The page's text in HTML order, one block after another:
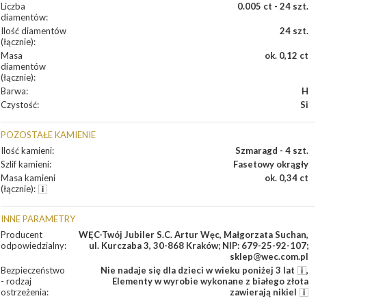
Liczba
diamentów:
0.005 ct - 24 szt.
Ilość diamentów
(łącznie):
24 szt.
Masa
diamentów
(łącznie):
ok. 0,12 ct
Barwa:
H
Czystość: Si
POZOSTAŁE KAMIENIE
Ilość kamieni:
Szmaragd - 4 szt.
Szlif kamieni:
Fasetowy okrągły
Masa kamieni
(łącznie):
ok. 0,34 ct
INNE PARAMETRY
Producent
odpowiedzialny:
WĘC-Twój Jubiler S.C. Artur Węc, Małgorzata Suchan,
ul. Kurczaba 3, 30-868 Kraków; NIP: 679-25-92-107;
sklep@wec.com.pl
Bezpieczeństwo
- rodzaj
ostrzeżenia:
Nie nadaje się dla dzieci w wieku poniżej 3 lat
,
Elementy w wyrobie wykonane z białego złota
zawierają nikiel